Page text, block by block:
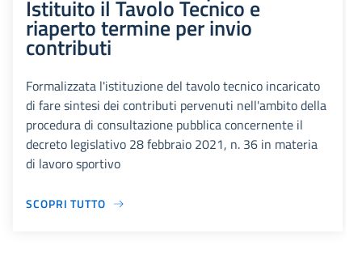
Istituito il Tavolo Tecnico e
riaperto termine per invio
contributi
Formalizzata l'istituzione del tavolo tecnico incaricato
di fare sintesi dei contributi pervenuti nell'ambito della
procedura di consultazione pubblica concernente il
decreto legislativo 28 febbraio 2021, n. 36 in materia
di lavoro sportivo
SCOPRI TUTTO